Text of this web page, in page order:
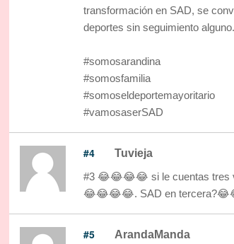
transformación en SAD, se
deportes sin seguimiento alguno.
#somosarandina
#somosfamilia
#somoseldeportemayoritario
#vamosaserSAD
#4 Tuvieja
#3 😂😂😂😂 si le cuentas tres
😂😂😂😂. SAD en
#5 ArandaManda